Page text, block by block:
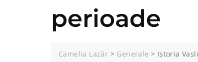
perioade
Camelia Lazăr > Generale > Istoria